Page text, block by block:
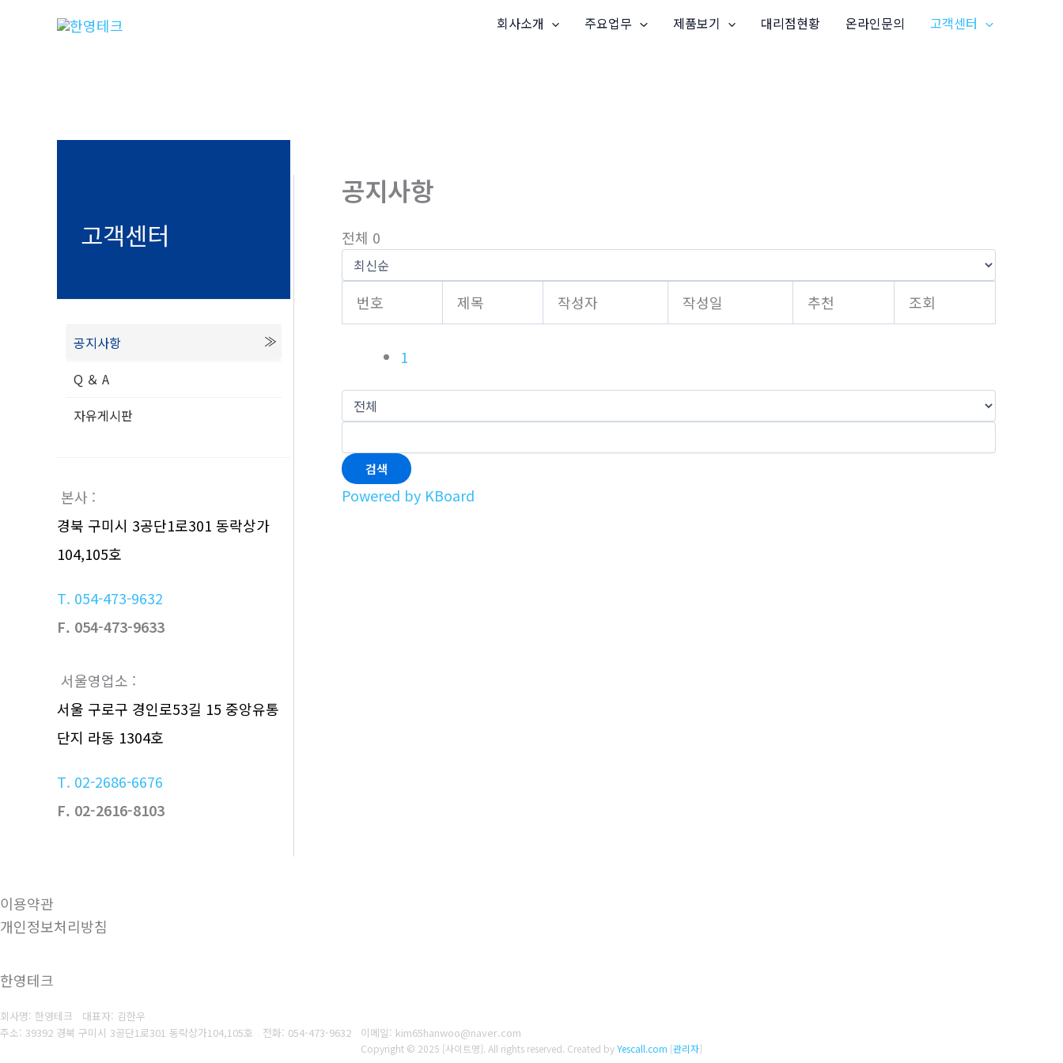
회사소개 주요업무 제품보기 대리점현황 온라인문의 고객센터
고객센터
공지사항
Q ＆ A
자유게시판
본사 :
경북 구미시 3공단1로301 동락상가
104,105호
T. 054-473-9632
F. 054-473-9633
서울영업소 :
서울 구로구 경인로53길 15 중앙유통
단지 라동 1304호
T. 02-2686-6676
F. 02-2616-8103
공지사항
전체 0
번호 제목 작성자 작성일 추천 조회
1
검색
Powered by KBoard
이용약관
개인정보처리방침
한영테크
회사명: 한영테크 대표자: 김한우
주소: 39392 경북 구미시 3공단1로301 동락상가104,105호 전화: 054-473-9632 이메일: kim65hanwoo@naver.com
Copyright © 2025 [사이트명]. All rights reserved. Created byYescall.com [관리자]